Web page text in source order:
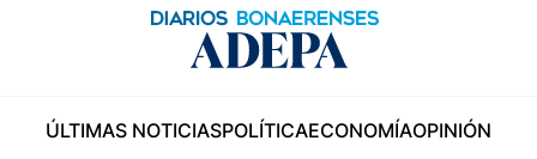
ÚLTIMAS NOTICIASPOLÍTICAECONOMÍAOPINIÓN